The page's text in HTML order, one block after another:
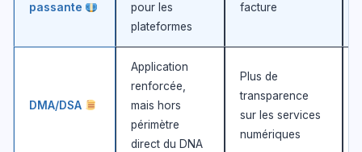
passante
pour les
plateformes
facture
DMA/DSA
Application
renforcée,
mais hors
périmètre
direct du DNA
Plus de
transparence
sur les services
numériques